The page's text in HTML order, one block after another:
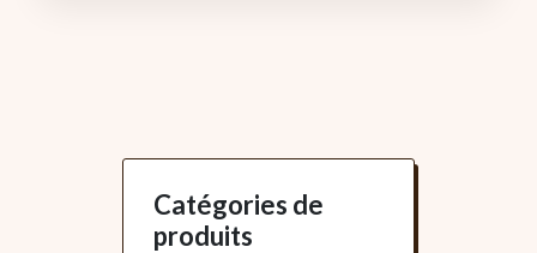
Catégories de
produits